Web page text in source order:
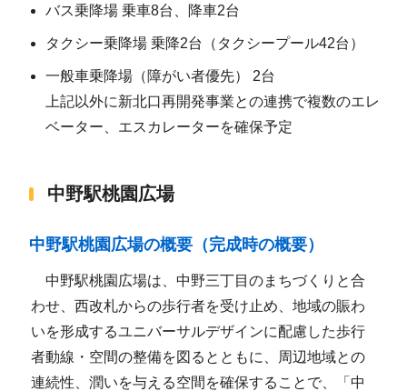
バス乗降場 乗車8台、降車2台
タクシー乗降場 乗降2台（タクシープール42台）
一般車乗降場（障がい者優先） 2台
上記以外に新北口再開発事業との連携で複数のエレ
ベーター、エスカレーターを確保予定
中野駅桃園広場
中野駅桃園広場の概要（完成時の概要）
中野駅桃園広場は、中野三丁目のまちづくりと合
わせ、西改札からの歩行者を受け止め、地域の賑わ
いを形成するユニバーサルデザインに配慮した歩行
者動線・空間の整備を図るとともに、周辺地域との
連続性、潤いを与える空間を確保することで、「中